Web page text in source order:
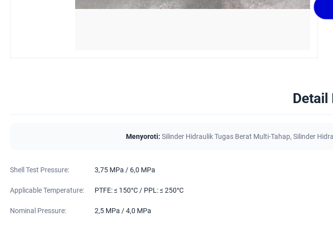
Detail
Menyoroti: Silinder Hidraulik Tugas Berat Multi-Tahap, Silinder
Shell Test Pressure: 3,75 MPa / 6,0 MPa
Applicable Temperature: PTFE: ≤ 150°C / PPL: ≤ 250°C
Nominal Pressure: 2,5 MPa / 4,0 MPa